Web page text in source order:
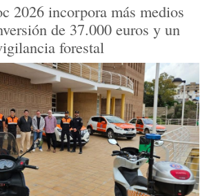
2026 incorpora más medios
de 37.000 euros y un
forestal